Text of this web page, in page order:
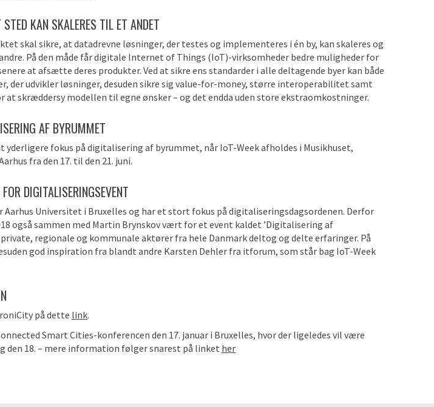
KAN SKALERES TIL ET ANDET
skal sikre, at datadrevne løsninger, der testes og implementeres i én by, kan skaleres og
På den måde får digitale Internet of Things (IoT)-virksomheder bedre muligheder for
at afsætte deres produkter. Ved at sikre ens standarder i alle deltagende byer kan både
der udvikler løsninger, desuden sikre sig value-for-money, større interoperabilitet samt
at skræddersy modellen til egne ønsker – og det endda uden store ekstraomkostninger.
AF BYRUMMET
yderligere fokus på digitalisering af byrummet, når IoT-Week afholdes i Musikhuset,
fra den 17. til den 21. juni.
DIGITALISERINGSEVENT
Aarhus Universitet i Bruxelles og har et stort fokus på digitaliseringsdagsordenen. Derfor
også sammen med Martin Brynskov vært for et event kaldet ’Digitalisering af
private, regionale og kommunale aktører fra hele Danmark deltog og delte erfaringer. På
god inspiration fra blandt andre Karsten Dehler fra itforum, som står bag IoT-Week
på dette link.
Smart Cities-konferencen den 17. januar i Bruxelles, hvor der ligeledes vil være
den 18. – mere information følger snarest på linket her